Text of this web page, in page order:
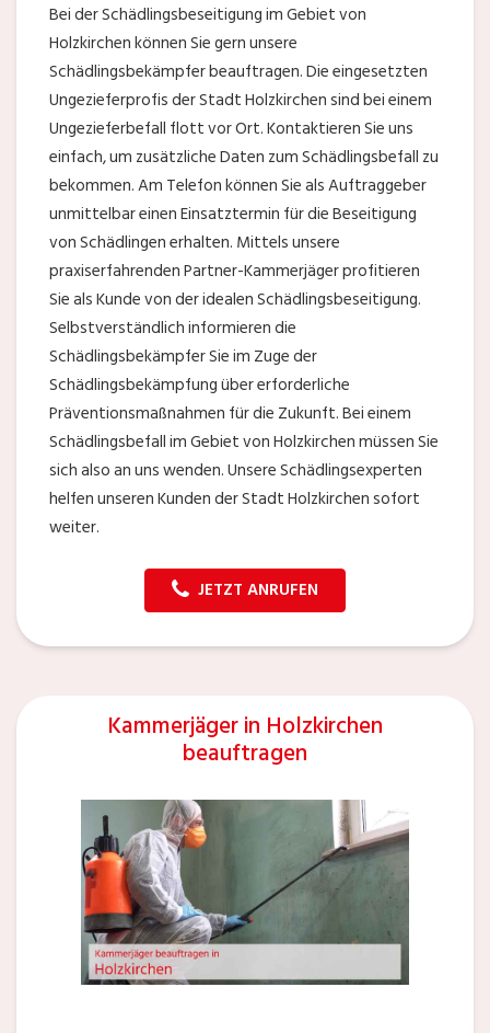
Bei der Schädlingsbeseitigung im Gebiet von
Holzkirchen können Sie gern unsere
Schädlingsbekämpfer beauftragen. Die eingesetzten
Ungezieferprofis der Stadt Holzkirchen sind bei einem
Ungezieferbefall flott vor Ort. Kontaktieren Sie uns
einfach, um zusätzliche Daten zum Schädlingsbefall zu
bekommen. Am Telefon können Sie als Auftraggeber
unmittelbar einen Einsatztermin für die Beseitigung
von Schädlingen erhalten. Mittels unsere
praxiserfahrenden Partner-Kammerjäger profitieren
Sie als Kunde von der idealen Schädlingsbeseitigung.
Selbstverständlich informieren die
Schädlingsbekämpfer Sie im Zuge der
Schädlingsbekämpfung über erforderliche
Präventionsmaßnahmen für die Zukunft. Bei einem
Schädlingsbefall im Gebiet von Holzkirchen müssen Sie
sich also an uns wenden. Unsere Schädlingsexperten
helfen unseren Kunden der Stadt Holzkirchen sofort
weiter.
JETZT ANRUFEN
Kammerjäger in Holzkirchen
beauftragen